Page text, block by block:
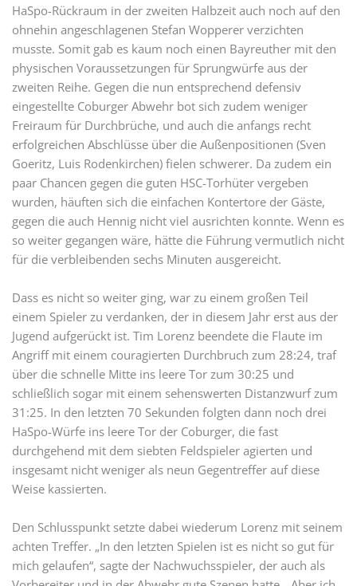
HaSpo-Rückraum in der zweiten Halbzeit auch noch auf den
ohnehin angeschlagenen Stefan Wopperer verzichten
musste. Somit gab es kaum noch einen Bayreuther mit den
physischen Voraussetzungen für Sprungwürfe aus der
zweiten Reihe. Gegen die nun entsprechend defensiv
eingestellte Coburger Abwehr bot sich zudem weniger
Freiraum für Durchbrüche, und auch die anfangs recht
erfolgreichen Abschlüsse über die Außenpositionen (Sven
Goeritz, Luis Rodenkirchen) fielen schwerer. Da zudem ein
paar Chancen gegen die guten HSC-Torhüter vergeben
wurden, häuften sich die einfachen Kontertore der Gäste,
gegen die auch Hennig nicht viel ausrichten konnte. Wenn es
so weiter gegangen wäre, hätte die Führung vermutlich nicht
für die verbleibenden sechs Minuten ausgereicht.
Dass es nicht so weiter ging, war zu einem großen Teil
einem Spieler zu verdanken, der in diesem Jahr erst aus der
Jugend aufgerückt ist. Tim Lorenz beendete die Flaute im
Angriff mit einem couragierten Durchbruch zum 28:24, traf
über die schnelle Mitte ins leere Tor zum 30:25 und
schließlich sogar mit einem sehenswerten Distanzwurf zum
31:25. In den letzten 70 Sekunden folgten dann noch drei
HaSpo-Würfe ins leere Tor der Coburger, die fast
durchgehend mit dem siebten Feldspieler agierten und
insgesamt nicht weniger als neun Gegentreffer auf diese
Weise kassierten.
Den Schlusspunkt setzte dabei wiederum Lorenz mit seinem
achten Treffer. „In den letzten Spielen ist es nicht so gut für
mich gelaufen“, sagte der Nachwuchsspieler, der auch als